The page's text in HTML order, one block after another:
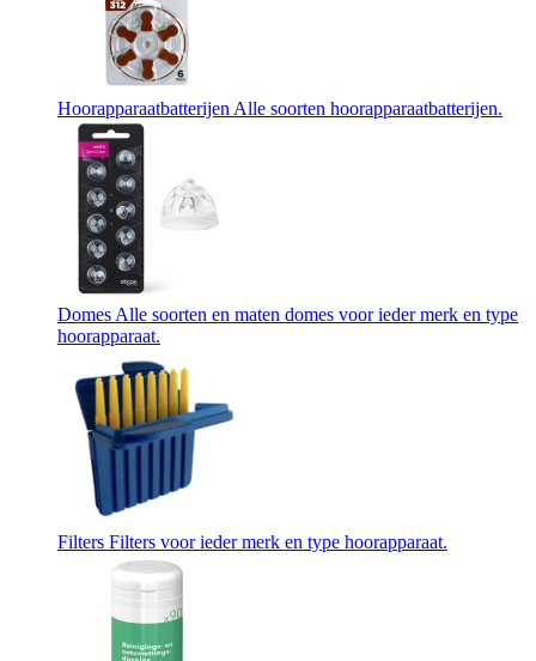
Hoorapparaatbatterijen Alle soorten hoorapparaatbatterijen.
Domes Alle soorten en maten domes voor ieder merk en type
hoorapparaat.
Filters Filters voor ieder merk en type hoorapparaat.